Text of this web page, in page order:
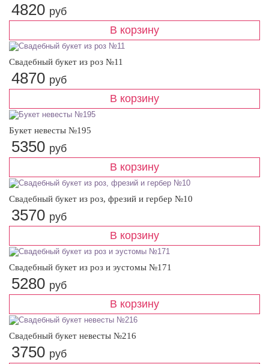
4820 руб
Свадебный букет из роз №11
4870 руб
Букет невесты №195
5350 руб
Свадебный букет из роз, фрезий и гербер №10
3570 руб
Свадебный букет из роз и эустомы №171
5280 руб
Свадебный букет невесты №216
3750 руб